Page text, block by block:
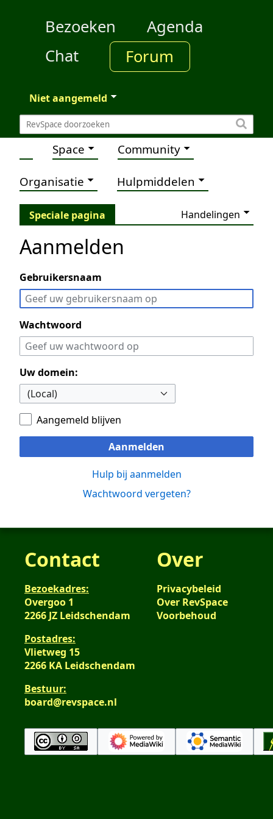
Bezoeken
Agenda
Chat
Forum
Niet aangemeld
Space Community
Organisatie Hulpmiddelen
Speciale pagina Handelingen
Aanmelden
Gebruikersnaam
Wachtwoord
Uw domein:
Aangemeld blijven
Aanmelden
Hulp bij aanmelden
Wachtwoord vergeten?
Contact
Bezoekadres:
Overgoo 1
2266 JZ Leidschendam
Postadres:
Vlietweg 15
2266 KA Leidschendam
Bestuur:
board@revspace.nl
Over
Privacybeleid
Over RevSpace
Voorbehoud